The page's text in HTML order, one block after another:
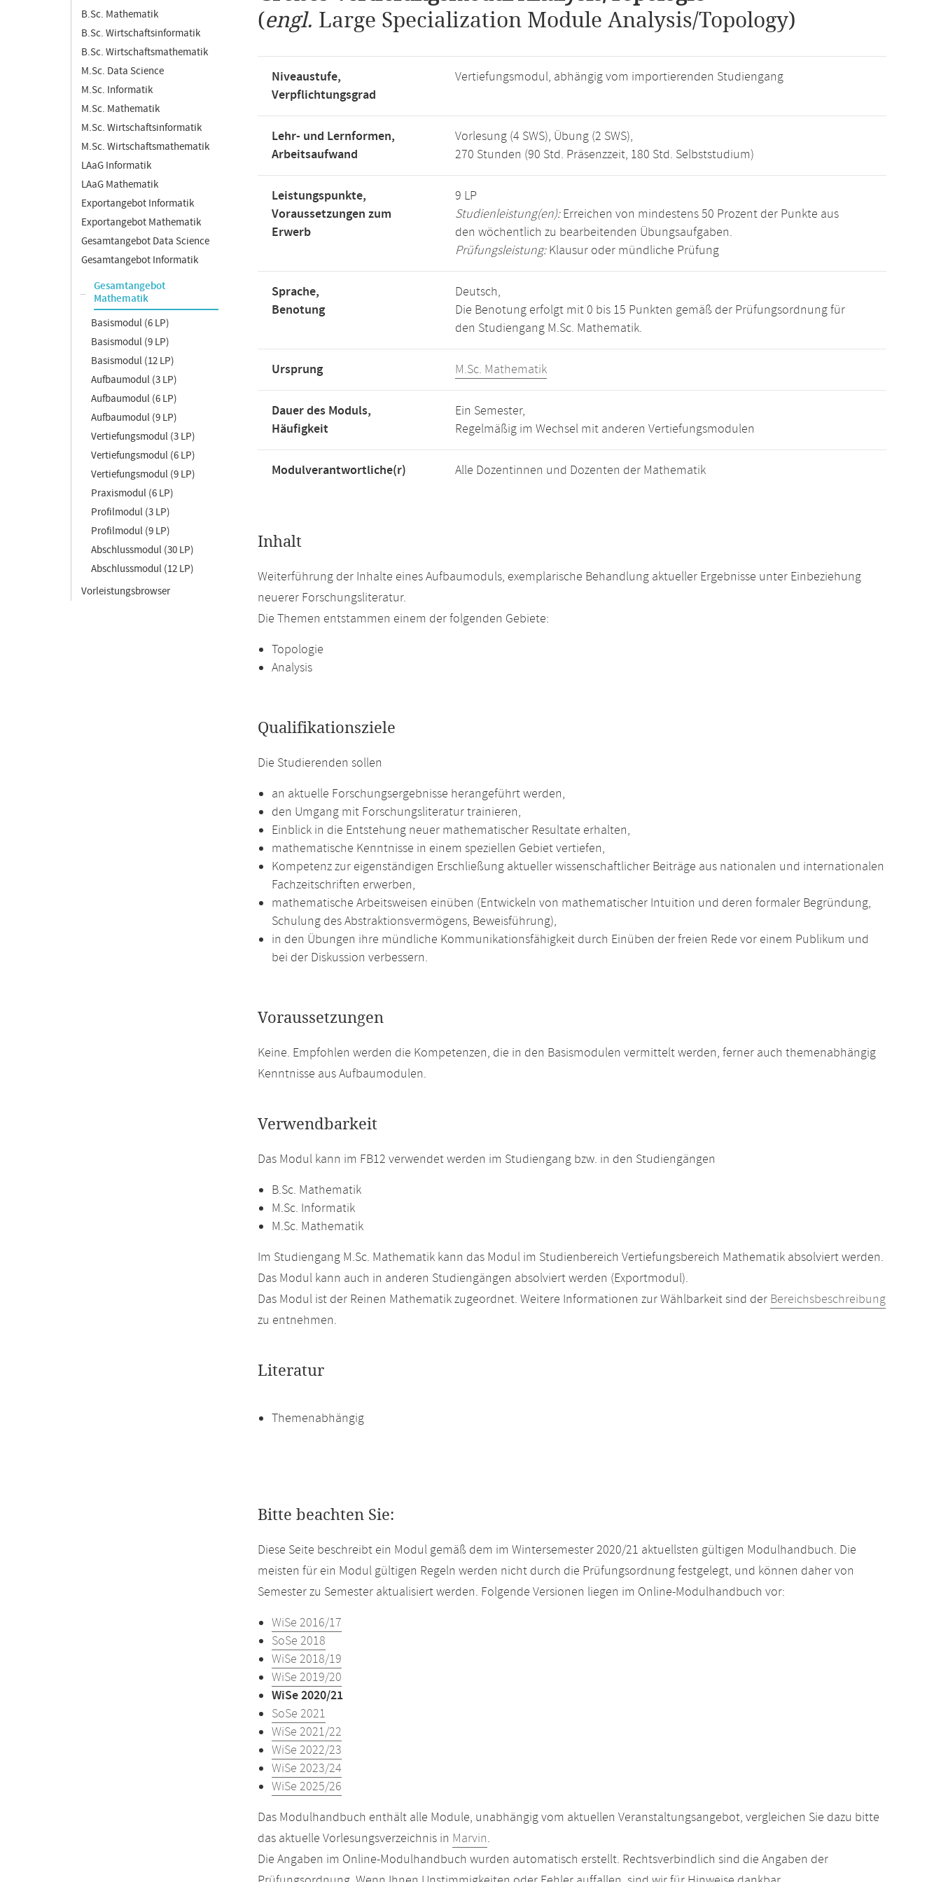
B.Sc. Mathematik
B.Sc. Wirtschaftsinformatik
B.Sc. Wirtschaftsmathematik
M.Sc. Data Science
M.Sc. Informatik
M.Sc. Mathematik
M.Sc. Wirtschaftsinformatik
M.Sc. Wirtschaftsmathematik
LAaG Informatik
LAaG Mathematik
Exportangebot Informatik
Exportangebot Mathematik
Gesamtangebot Data Science
Gesamtangebot Informatik
Gesamtangebot
Mathematik
Basismodul (6 LP)
Basismodul (9 LP)
Basismodul (12 LP)
Aufbaumodul (3 LP)
Aufbaumodul (6 LP)
Aufbaumodul (9 LP)
Vertiefungsmodul (3 LP)
Vertiefungsmodul (6 LP)
Vertiefungsmodul (9 LP)
Praxismodul (6 LP)
Profilmodul (3 LP)
Profilmodul (9 LP)
Abschlussmodul (30 LP)
Abschlussmodul (12 LP)
Vorleistungsbrowser
(engl. Large Specialization Module Analysis/Topology)
Niveaustufe,
Verpflichtungsgrad
Vertiefungsmodul, abhängig vom importierenden Studiengang
Lehr- und Lernformen,
Arbeitsaufwand
Vorlesung (4 SWS), Übung (2 SWS),
270 Stunden (90 Std. Präsenzzeit, 180 Std. Selbststudium)
Leistungspunkte,
Voraussetzungen zum
Erwerb
9 LP
Studienleistung(en):Erreichen von mindestens 50 Prozent der Punkte aus
den wöchentlich zu bearbeitenden Übungsaufgaben.
Prüfungsleistung:Klausur oder mündliche Prüfung
Sprache,
Benotung
Deutsch,
Die Benotung erfolgt mit 0 bis 15 Punkten gemäß der Prüfungsordnung für
den Studiengang M.Sc. Mathematik.
Ursprung M.Sc. Mathematik
Dauer des Moduls,
Häufigkeit
Ein Semester,
Regelmäßig im Wechsel mit anderen Vertiefungsmodulen
Modulverantwortliche(r) Alle Dozentinnen und Dozenten der Mathematik
Inhalt
Weiterführung der Inhalte eines Aufbaumoduls, exemplarische Behandlung aktueller Ergebnisse unter Einbeziehung
neuerer Forschungsliteratur.
Die Themen entstammen einem der folgenden Gebiete:
Topologie
Analysis
Qualifikationsziele
Die Studierenden sollen
an aktuelle Forschungsergebnisse herangeführt werden,
den Umgang mit Forschungsliteratur trainieren,
Einblick in die Entstehung neuer mathematischer Resultate erhalten,
mathematische Kenntnisse in einem speziellen Gebiet vertiefen,
Kompetenz zur eigenständigen Erschließung aktueller wissenschaftlicher Beiträge aus nationalen und internationalen
Fachzeitschriften erwerben,
mathematische Arbeitsweisen einüben (Entwickeln von mathematischer Intuition und deren formaler Begründung,
Schulung des Abstraktionsvermögens, Beweisführung),
in den Übungen ihre mündliche Kommunikationsfähigkeit durch Einüben der freien Rede vor einem Publikum und
bei der Diskussion verbessern.
Voraussetzungen
Keine. Empfohlen werden die Kompetenzen, die in den Basismodulen vermittelt werden, ferner auch themenabhängig
Kenntnisse aus Aufbaumodulen.
Verwendbarkeit
Das Modul kann im FB12 verwendet werden im Studiengang bzw. in den Studiengängen
B.Sc. Mathematik
M.Sc. Informatik
M.Sc. Mathematik
Im Studiengang M.Sc. Mathematik kann das Modul im Studienbereich Vertiefungsbereich Mathematik absolviert werden.
Das Modul kann auch in anderen Studiengängen absolviert werden (Exportmodul).
Das Modul ist der Reinen Mathematik zugeordnet. Weitere Informationen zur Wählbarkeit sind der Bereichsbeschreibung
zu entnehmen.
Literatur
Themenabhängig
Bitte beachten Sie:
Diese Seite beschreibt ein Modul gemäß dem im Wintersemester 2020/21 aktuellsten gültigen Modulhandbuch. Die
meisten für ein Modul gültigen Regeln werden nicht durch die Prüfungsordnung festgelegt, und können daher von
Semester zu Semester aktualisiert werden. Folgende Versionen liegen im Online-Modulhandbuch vor:
WiSe 2016/17
SoSe 2018
WiSe 2018/19
WiSe 2019/20
WiSe 2020/21
SoSe 2021
WiSe 2021/22
WiSe 2022/23
WiSe 2023/24
WiSe 2025/26
Das Modulhandbuch enthält alle Module, unabhängig vom aktuellen Veranstaltungsangebot, vergleichen Sie dazu bitte
das aktuelle Vorlesungsverzeichnis in Marvin.
Die Angaben im Online-Modulhandbuch wurden automatisch erstellt. Rechtsverbindlich sind die Angaben der